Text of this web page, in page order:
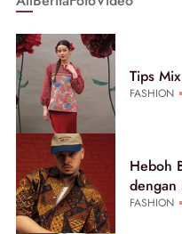
Beautynesia
Tips
FASHION
Heboh
dengan
FASHION